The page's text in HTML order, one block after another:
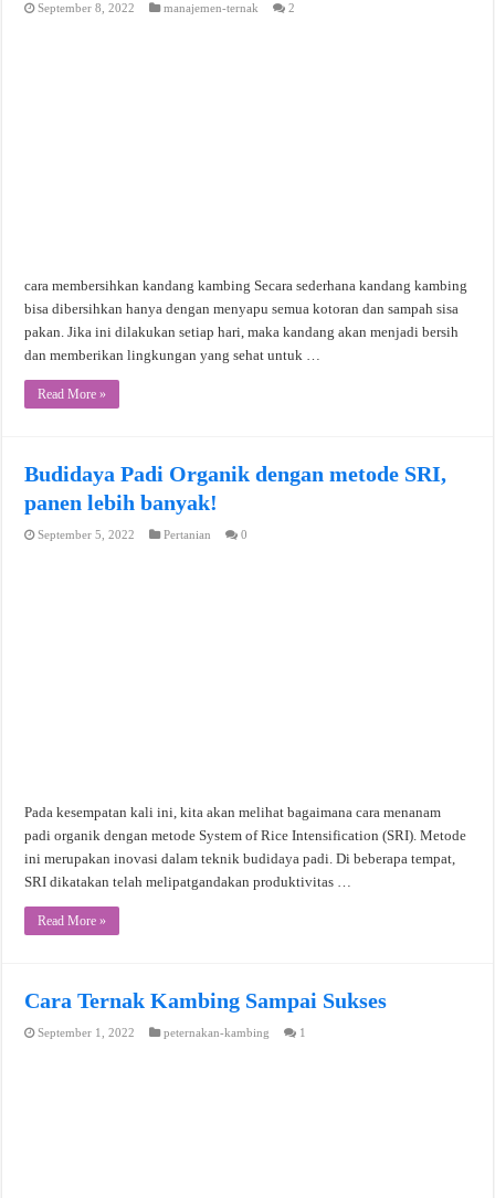
September 8, 2022 manajemen-ternak 2
cara membersihkan kandang kambing Secara sederhana kandang kambing
bisa dibersihkan hanya dengan menyapu semua kotoran dan sampah sisa
pakan. Jika ini dilakukan setiap hari, maka kandang akan menjadi bersih
dan memberikan lingkungan yang sehat untuk …
Read More »
Budidaya Padi Organik dengan metode SRI,
panen lebih banyak!
September 5, 2022 Pertanian 0
Pada kesempatan kali ini, kita akan melihat bagaimana cara menanam
padi organik dengan metode System of Rice Intensification (SRI). Metode
ini merupakan inovasi dalam teknik budidaya padi. Di beberapa tempat,
SRI dikatakan telah melipatgandakan produktivitas …
Read More »
Cara Ternak Kambing Sampai Sukses
September 1, 2022 peternakan-kambing 1